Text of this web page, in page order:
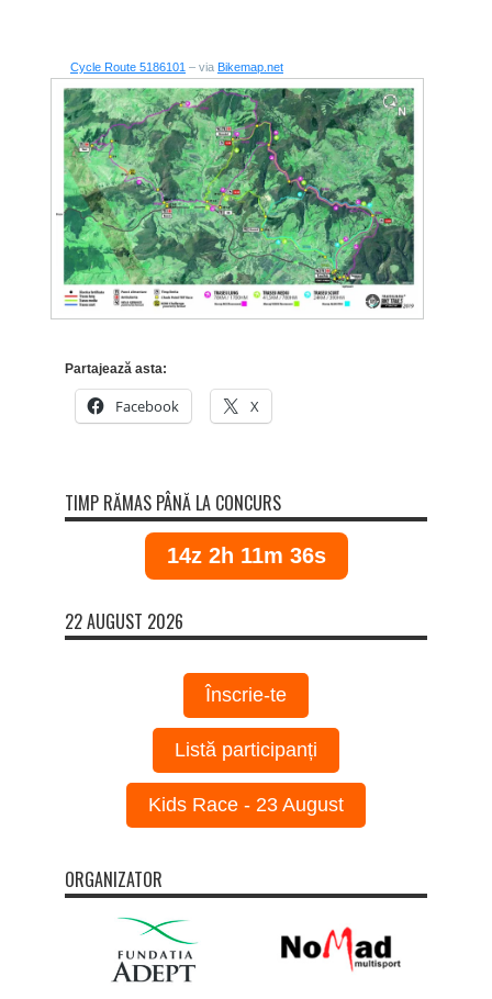
Cycle Route 5186101 – via Bikemap.net
Partajează asta:
Facebook X
TIMP RĂMAS PÂNĂ LA CONCURS
14z 2h 11m 35s
22 AUGUST 2026
Înscrie-te
Listă participanți
Kids Race - 23 August
ORGANIZATOR